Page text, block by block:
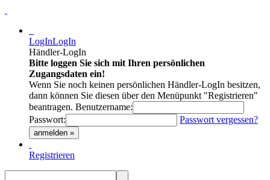
LogInLogIn
Händler-LogIn
Bitte loggen Sie sich mit Ihren persönlichen
Zugangsdaten ein!
Wenn Sie noch keinen persönlichen Händler-LogIn besitzen,
dann können Sie diesen über den Menüpunkt "Registrieren"
beantragen. Benutzername:
Passwort:
Passwort vergessen?
anmelden »
Registrieren